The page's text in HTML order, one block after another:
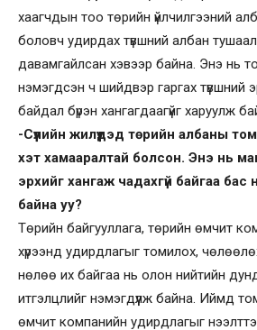
хаагчдын тоо төрийн үйлчилгээний
боловч удирдах түвшний албан
давамгайлсан хэвээр байна. Энэ нь
нэмэгдсэн ч шийдвэр гаргах түвшний
байдал бүрэн хангагдаагүйг харуулж
-Сүүлийн жилүүдэд төрийн албаны
хэт хамааралтай болсон. Энэ нь
эрхийг хангаж чадахгүй байгаа
байна уу?
Төрийн байгууллага, төрийн өмчит
хүрээнд удирдлагыг томилох,
нөлөө их байгаа нь олон нийтийн
итгэлцлийг нэмэгдүүлж байна. Иймд
өмчит компанийн удирдлагыг